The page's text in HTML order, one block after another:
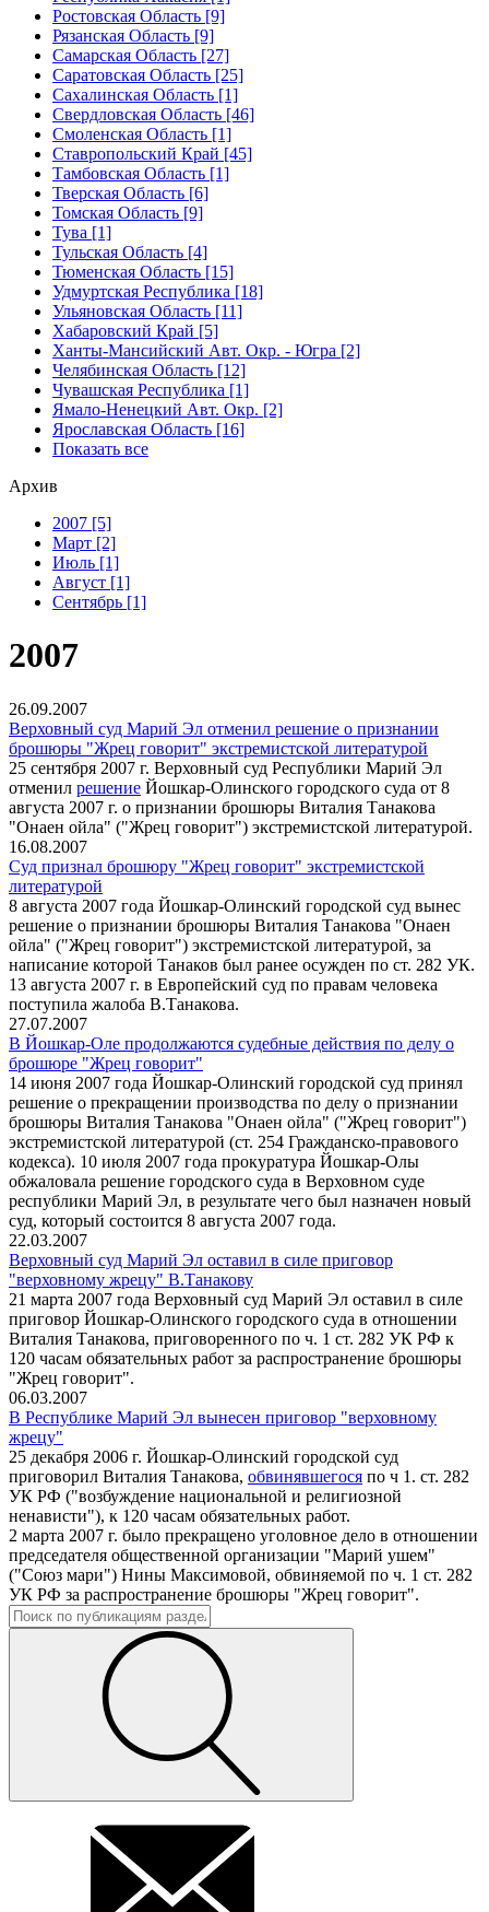
Ростовская Область [9]
Рязанская Область [9]
Самарская Область [27]
Саратовская Область [25]
Сахалинская Область [1]
Свердловская Область [46]
Смоленская Область [1]
Ставропольский Край [45]
Тамбовская Область [1]
Тверская Область [6]
Томская Область [9]
Тува [1]
Тульская Область [4]
Тюменская Область [15]
Удмуртская Республика [18]
Ульяновская Область [11]
Хабаровский Край [5]
Ханты-Мансийский Авт. Окр. - Югра [2]
Челябинская Область [12]
Чувашская Республика [1]
Ямало-Ненецкий Авт. Окр. [2]
Ярославская Область [16]
Показать все
Архив
2007 [5]
Март [2]
Июль [1]
Август [1]
Сентябрь [1]
2007
26.09.2007
Верховный суд Марий Эл отменил решение о признании
брошюры "Жрец говорит" экстремистской литературой
25 сентября 2007 г. Верховный суд Республики Марий Эл
отменил решение Йошкар-Олинского городского суда от 8
августа 2007 г. о признании брошюры Виталия Танакова
"Онаен ойла" ("Жрец говорит") экстремистской литературой.
16.08.2007
Суд признал брошюру "Жрец говорит" экстремистской
литературой
8 августа 2007 года Йошкар-Олинский городской суд вынес
решение о признании брошюры Виталия Танакова "Онаен
ойла" ("Жрец говорит") экстремистской литературой, за
написание которой Танаков был ранее осужден по ст. 282 УК.
13 августа 2007 г. в Европейский суд по правам человека
поступила жалоба В.Танакова.
27.07.2007
В Йошкар-Оле продолжаются судебные действия по делу о
брошюре "Жрец говорит"
14 июня 2007 года Йошкар-Олинский городской суд принял
решение о прекращении производства по делу о признании
брошюры Виталия Танакова "Онаен ойла" ("Жрец говорит")
экстремистской литературой (ст. 254 Гражданско-правового
кодекса). 10 июля 2007 года прокуратура Йошкар-Олы
обжаловала решение городского суда в Верховном суде
республики Марий Эл, в результате чего был назначен новый
суд, который состоится 8 августа 2007 года.
22.03.2007
Верховный суд Марий Эл оставил в силе приговор
"верховному жрецу" В.Танакову
21 марта 2007 года Верховный суд Марий Эл оставил в силе
приговор Йошкар-Олинского городского суда в отношении
Виталия Танакова, приговоренного по ч. 1 ст. 282 УК РФ к
120 часам обязательных работ за распространение брошюры
"Жрец говорит".
06.03.2007
В Республике Марий Эл вынесен приговор "верховному
жрецу"
25 декабря 2006 г. Йошкар-Олинский городской суд
приговорил Виталия Танакова, обвинявшегося по ч 1. ст. 282
УК РФ ("возбуждение национальной и религиозной
ненависти"), к 120 часам обязательных работ.
2 марта 2007 г. было прекращено уголовное дело в отношении
председателя общественной организации "Марий ушем"
("Союз мари") Нины Максимовой, обвиняемой по ч. 1 ст. 282
УК РФ за распространение брошюры "Жрец говорит".